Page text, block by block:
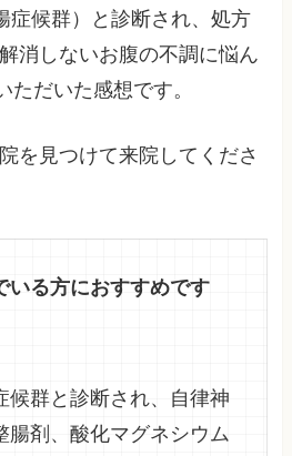
症候群）と診断され、処方
消しないお腹の不調に悩ん
ただいた感想です。
を見つけて来院してくださ
いる方におすすめです
候群と診断され、自律神
腸剤、酸化マグネシウム